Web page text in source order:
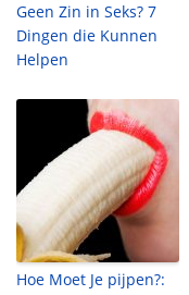
Geen Zin in Seks? 7
Dingen die Kunnen
Helpen
Hoe Moet Je pijpen?: